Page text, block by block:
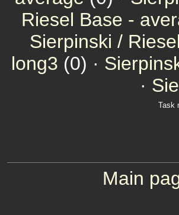
Riesel Base -
Sierpinski /
long3 (0) ·
·
Task
Main